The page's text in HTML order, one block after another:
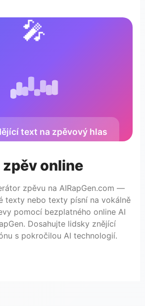
zpěv online
zpěvu na AIRapGen.com —
texty nebo texty písní na vokálně
pomocí bezplatného online AI
Dosahujte lidsky znějící
s pokročilou AI technologií.
🎤
text na zpěvový hlas